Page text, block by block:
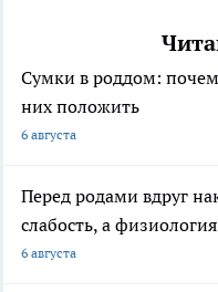
Сумки в роддом:
них положить
6 августа
Перед родами вдруг
слабость, а
6 августа